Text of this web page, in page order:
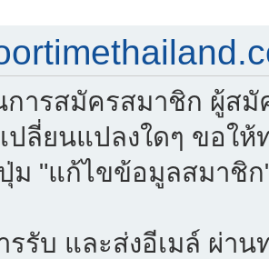
ารสมัครสมาชิก ผู้สมั
ปลี่ยนแปลงใดๆ ขอใ
ม "แก้ไขข้อมูลสมาชิก
รรับ และส่งอีเมล์ ผ่า